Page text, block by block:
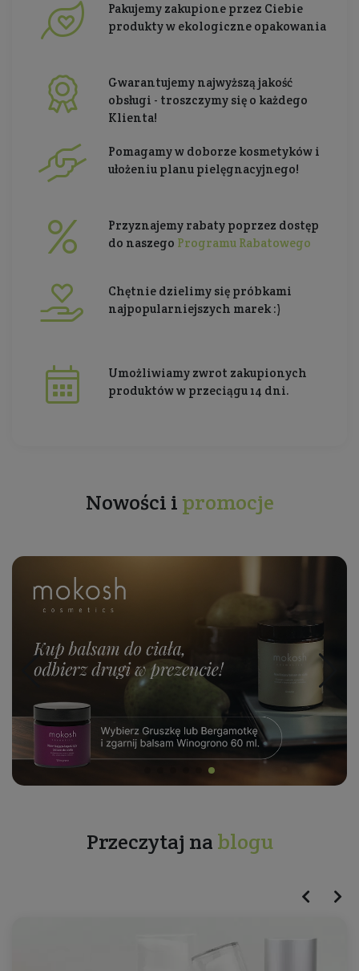
Pakujemy zakupione przez Ciebie
produkty w ekologiczne opakowania
Gwarantujemy najwyższą jakość
obsługi - troszczymy się o każdego
Klienta!
Pomagamy w doborze kosmetyków i
ułożeniu planu pielęgnacyjnego!
Przyznajemy rabaty poprzez dostęp
do naszego Programu Rabatowego
Chętnie dzielimy się próbkami
najpopularniejszych marek :)
Umożliwiamy zwrot zakupionych
produktów w przeciągu 14 dni.
Nowości i promocje
Przeczytaj na blogu